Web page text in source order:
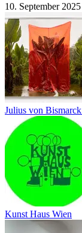
10. September 2025
Julius von
Kunst Haus Wien